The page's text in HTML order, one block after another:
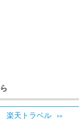
楽天トラベル